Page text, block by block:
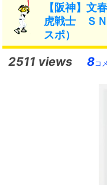
【阪神】文
虎戦士 ＳＮ
スポ）
2511 views 8コ